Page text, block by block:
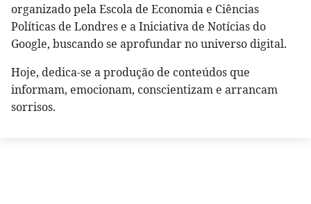
organizado pela Escola de Economia e Ciências
Políticas de Londres e a Iniciativa de Notícias do
Google, buscando se aprofundar no universo digital.
Hoje, dedica-se a produção de conteúdos que
informam, emocionam, conscientizam e arrancam
sorrisos.